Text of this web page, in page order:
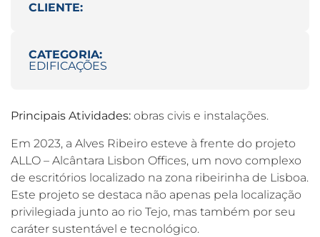
CLIENTE:
CATEGORIA:
EDIFICAÇÕES
Principais Atividades: obras civis e instalações.
Em 2023, a Alves Ribeiro esteve à frente do projeto
ALLO – Alcântara Lisbon Offices, um novo complexo
de escritórios localizado na zona ribeirinha de Lisboa.
Este projeto se destaca não apenas pela localização
privilegiada junto ao rio Tejo, mas também por seu
caráter sustentável e tecnológico.